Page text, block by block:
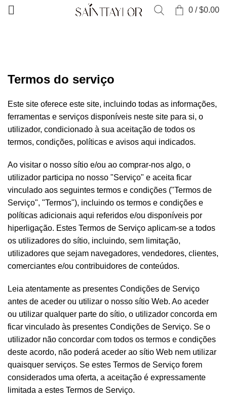
0 / $0.00
Termos do serviço
Este site oferece este site, incluindo todas as informações,
ferramentas e serviços disponíveis neste site para si, o
utilizador, condicionado à sua aceitação de todos os
termos, condições, políticas e avisos aqui indicados.
Ao visitar o nosso sítio e/ou ao comprar-nos algo, o
utilizador participa no nosso "Serviço" e aceita ficar
vinculado aos seguintes termos e condições ("Termos de
Serviço", "Termos"), incluindo os termos e condições e
políticas adicionais aqui referidos e/ou disponíveis por
hiperligação. Estes Termos de Serviço aplicam-se a todos
os utilizadores do sítio, incluindo, sem limitação,
utilizadores que sejam navegadores, vendedores, clientes,
comerciantes e/ou contribuidores de conteúdos.
Leia atentamente as presentes Condições de Serviço
antes de aceder ou utilizar o nosso sítio Web. Ao aceder
ou utilizar qualquer parte do sítio, o utilizador concorda em
ficar vinculado às presentes Condições de Serviço. Se o
utilizador não concordar com todos os termos e condições
deste acordo, não poderá aceder ao sítio Web nem utilizar
quaisquer serviços. Se estes Termos de Serviço forem
considerados uma oferta, a aceitação é expressamente
limitada a estes Termos de Serviço.